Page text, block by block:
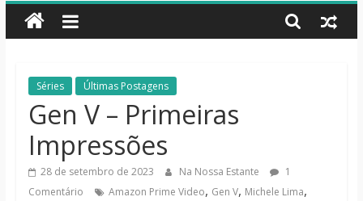
Estante
Críticas
livros,
filmes,
séries
Séries Últimas Postagens
Gen V – Primeiras
Impressões
28 de setembro de 2023 Na Nossa Estante
1
Comentário
Amazon Prime Video, Gen V, Michele Lima,